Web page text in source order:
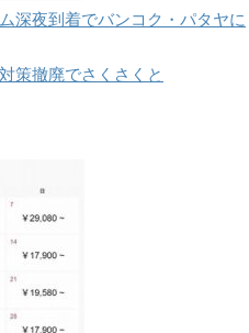
深夜到着でバンコク・パタヤに
策撤廃でさくさくと